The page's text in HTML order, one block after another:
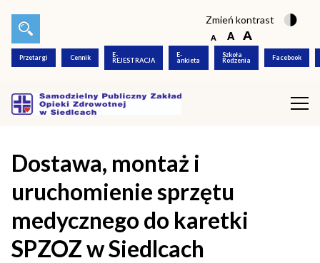
Zmień kontrast
Przetargi Cennik E-
REJESTRACJA
E-
ankieta
Szkoła
Rodzenia Facebook
Dostawa, montaż i
uruchomienie sprzętu
medycznego do karetki
SPZOZ w Siedlcach